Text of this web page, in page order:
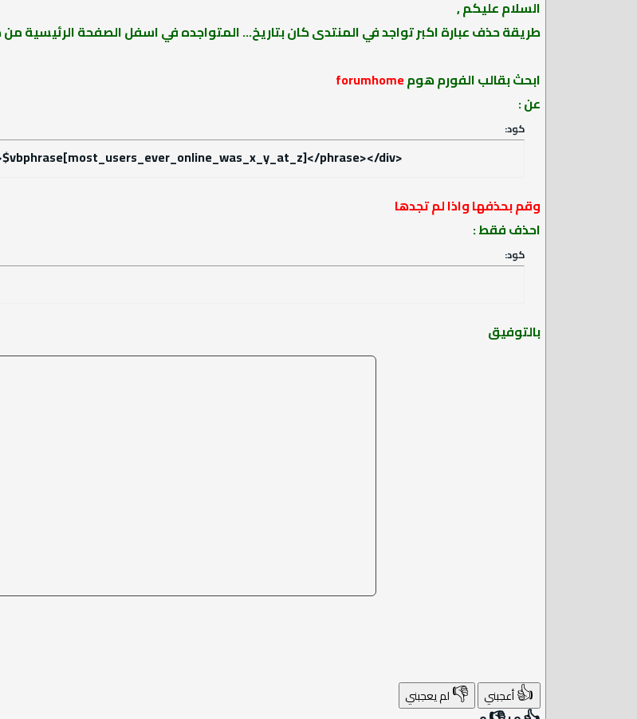
السلام عليكم ,
طريقة حذف عبارة اكبر تواجد في المنتدى كان بتاريخ... المتواجده في اسفل الصفحة الرئيسية
ابحث بقالب الفورم هومforumhome
عن :
كود:
phrase></div>
وقم بحذفها واذا لم تجدها
احذف فقط :
كود:
بالتوفيق
👍أعجبني 👎لم يعجبني